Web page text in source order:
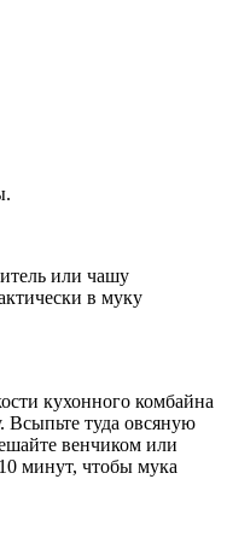
или чашу
в муку
кухонного комбайна
туда овсяную
венчиком или
минут, чтобы мука